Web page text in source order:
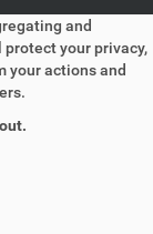
and
your privacy,
your actions and